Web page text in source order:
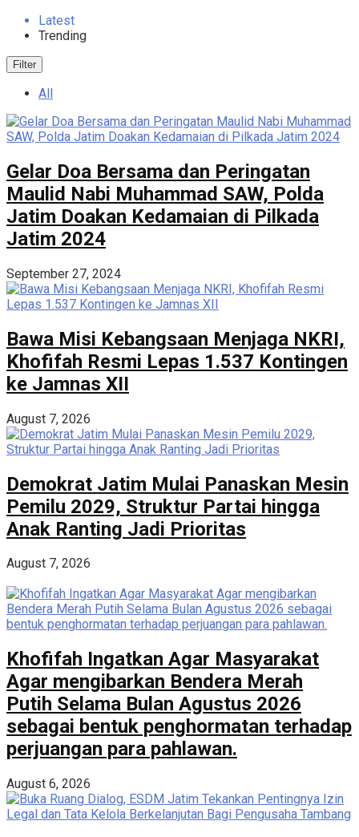
Latest
Trending
Filter
All
Gelar Doa Bersama dan Peringatan
Maulid Nabi Muhammad SAW, Polda
Jatim Doakan Kedamaian di Pilkada
Jatim 2024
September 27, 2024
Bawa Misi Kebangsaan Menjaga NKRI,
Khofifah Resmi Lepas 1.537 Kontingen
ke Jamnas XII
August 7, 2026
Demokrat Jatim Mulai Panaskan Mesin
Pemilu 2029, Struktur Partai hingga
Anak Ranting Jadi Prioritas
August 7, 2026
Khofifah Ingatkan Agar Masyarakat
Agar mengibarkan Bendera Merah
Putih Selama Bulan Agustus 2026
sebagai bentuk penghormatan terhadap
perjuangan para pahlawan.
August 6, 2026